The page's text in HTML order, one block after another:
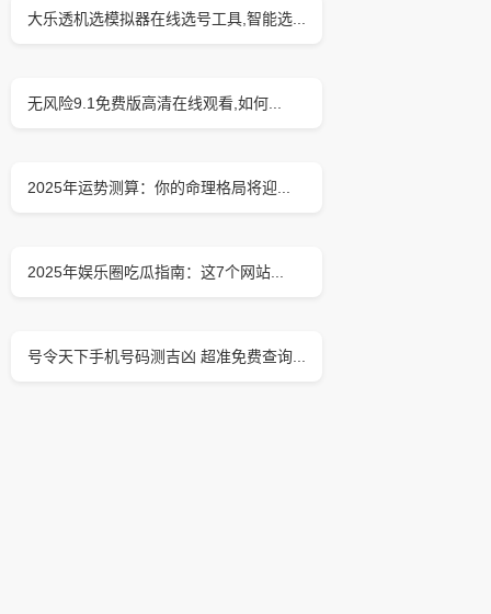
大乐透机选模拟器在线选号工具,智能选...
无风险9.1免费版高清在线观看,如何...
2025年运势测算：你的命理格局将迎...
2025年娱乐圈吃瓜指南：这7个网站...
号令天下手机号码测吉凶 超准免费查询...